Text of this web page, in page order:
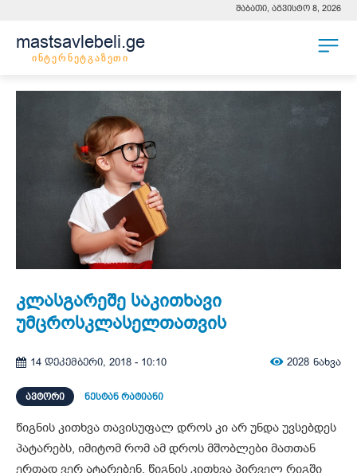
შაბათი, აგვისტო 8, 2026
mastsavlebeli.ge
ინტერნეტგაზეთი
კლასგარეშე საკითხავი
უმცროსკლასელთათვის
14 დეკემბერი, 2018 - 10:10 2028 ნახვა
ᲐᲕᲢᲝᲠᲘ ნესტან რატიანი
წიგნის კითხვა თავისუფალ დროს კი არ უნდა უვსებდეს
პატარებს, იმიტომ რომ ამ დროს მშობლები მათთან
ერთად ვერ ატარებენ, წიგნის კითხვა პირველ რიგში